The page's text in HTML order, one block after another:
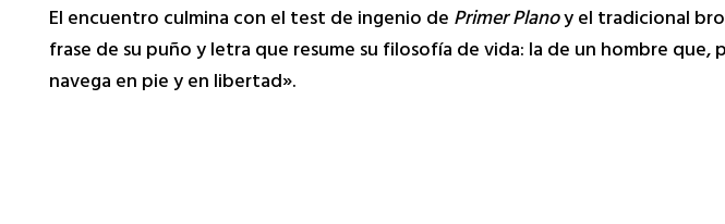
El encuentro culmina con el test de ingenio dePrimer Planoy el tradicional
frase de su puño y letra que resume su filosofía de vida: la de un hombre
navega en pie y en libertad».